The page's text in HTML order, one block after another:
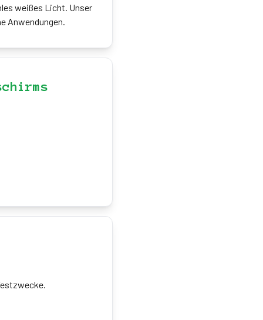
weißes Licht. Unser
Anwendungen.